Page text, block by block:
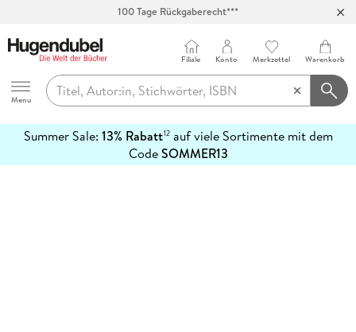
100 Tage Rückgaberecht***
Hugendubel
Menu
Filiale Konto Merkzettel Warenkorb
Summer Sale: 13% Rabatt12auf viele Sortimente mit dem
CodeSOMMER13
erfahren